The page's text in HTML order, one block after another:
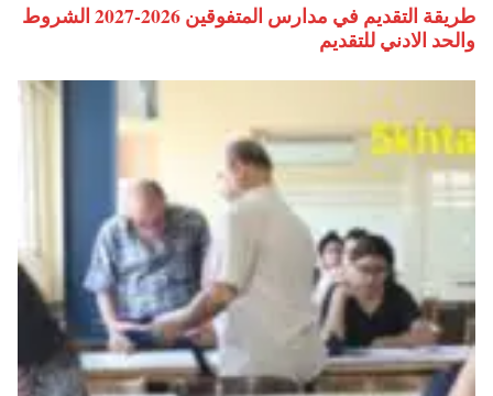
طريقة التقديم في مدارس المتفوقين 2026-2027 الشروط
والحد الادني للتقديم